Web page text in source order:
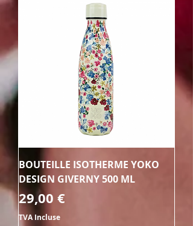
BOUTEILLE ISOTHERME YOKO
DESIGN GIVERNY 500 ML
Prix
29,00 €
TVA Incluse